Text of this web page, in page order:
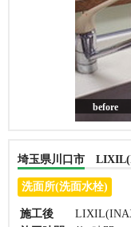
before
埼玉県川口市
洗面所(洗面水栓)
施工後